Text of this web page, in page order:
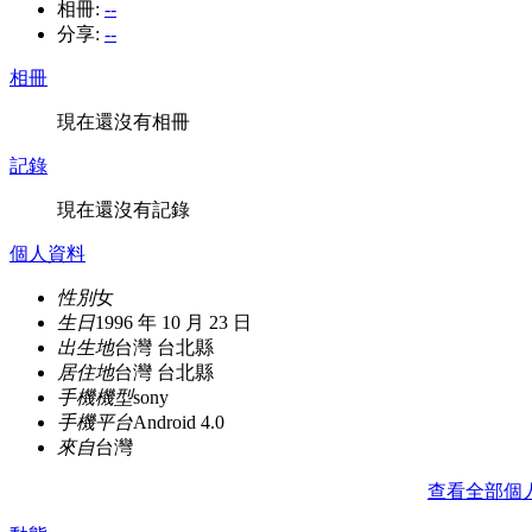
相冊: --
分享: --
相冊
現在還沒有相冊
記錄
現在還沒有記錄
個人資料
性別女
生日1996 年 10 月 23 日
出生地台灣 台北縣
居住地台灣 台北縣
手機機型sony
手機平台Android 4.0
來自台灣
查看全部個